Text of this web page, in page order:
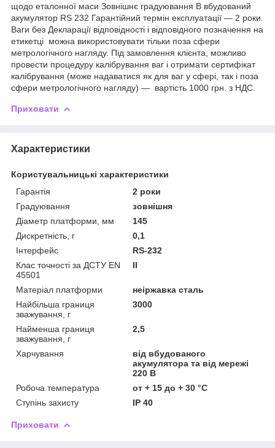
щодо еталонної маси Зовнішнє градуювання В вбудований
акумулятор RS 232 Гарантійний термін експлуатації — 2 роки.
Ваги без Декларації відповідності і відповідного позначення на
етикетці можна використовувати тільки поза сфери
метрологічного нагляду. Під замовлення клієнта, можливо
провести процедуру калібрування ваг і отримати сертифікат
калібрування (може надаватися як для ваг у сфері, так і поза
сфери метрологічного нагляду) — вартість 1000 грн. з НДС.
Приховати
Характеристики
Користувальницькі характеристики
Гарантія
2 роки
Градуювання
зовнішня
Діаметр платформи, мм
145
Дискретність, г
0,1
Інтерфейс
RS-232
Клас точності за ДСТУ EN
45501
ІІ
Матеріал платформи
неіржавка сталь
Найбільша границя
зважування, г
3000
Найменша границя
зважування, г
2,5
Харчування
від вбудованого
акумулятора та від мережі
220 В
Робоча температура
от + 15 до + 30 °С
Ступінь захисту
IP 40
Приховати